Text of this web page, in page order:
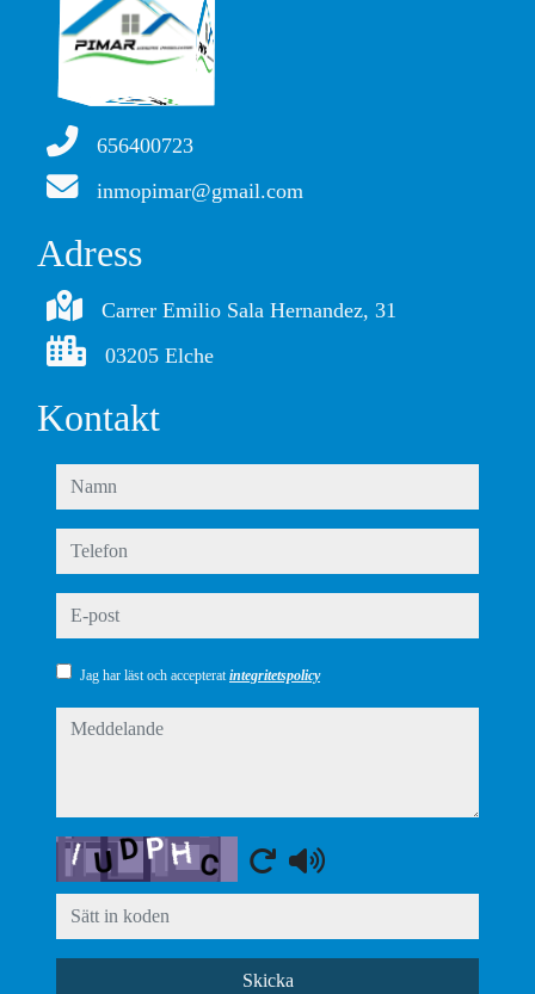
656400723
inmopimar@gmail.com
Adress
Carrer Emilio Sala Hernandez, 31
03205 Elche
Kontakt
namn
telefon
e-post
Jag har läst och accepteratintegritetspolicy
meddelande
Captcha
Skicka